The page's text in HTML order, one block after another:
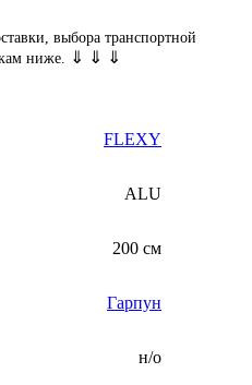
выбора транспортной
ниже. ⇓ ⇓ ⇓
FLEXY
ALU
200 см
Гарпун
н/о